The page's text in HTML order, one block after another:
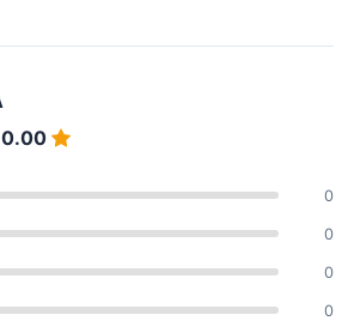
0.00
0
0
0
0